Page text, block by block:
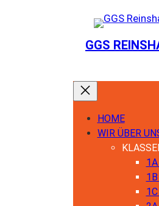
GGS
HOME
WIR ÜBER